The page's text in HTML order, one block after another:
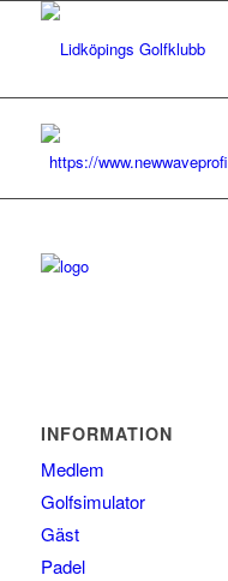
https://
INFORMATION
Medlem
Golfsimulator
Gäst
Padel